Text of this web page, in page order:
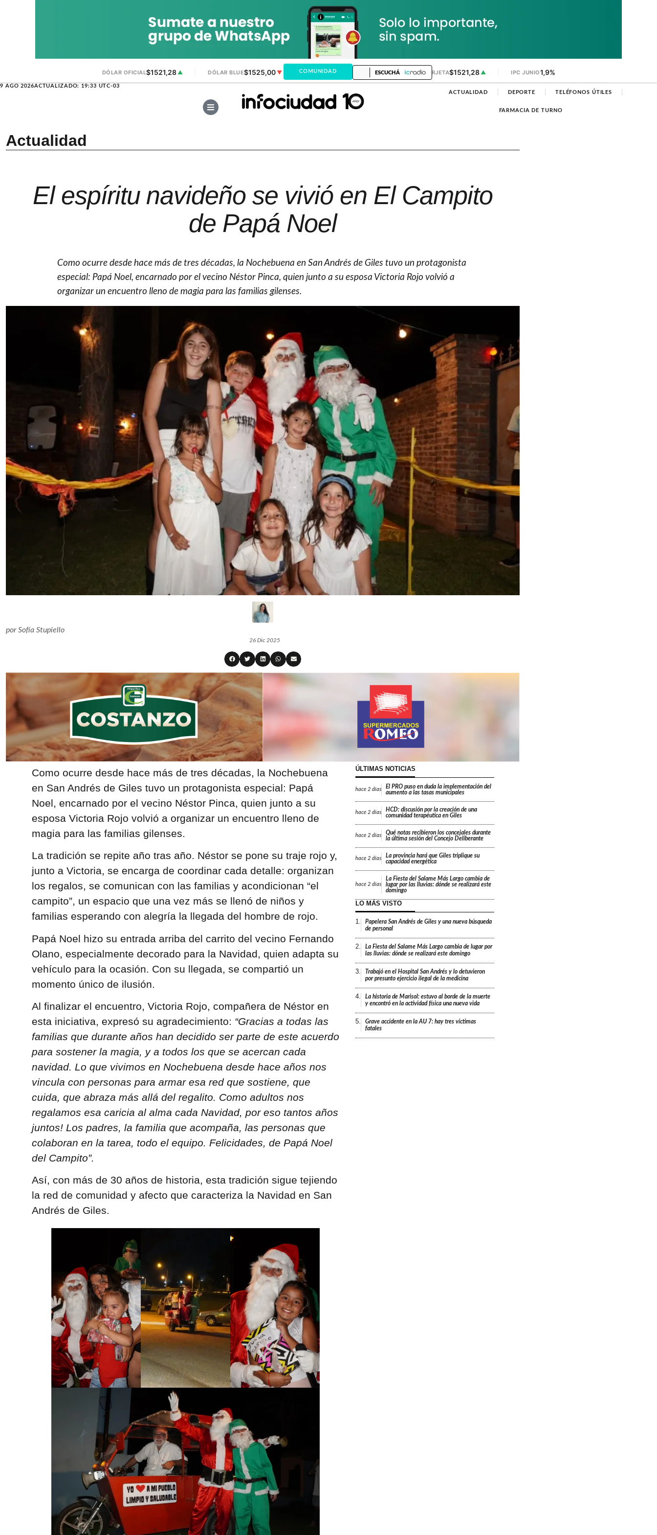
DÓLAR OFICIAL$1521,28 ▲ DÓLAR BLUE$1525,00▼ DÓLAR MEP ▲ DÓLAR TARJETA$1521,28 ▲ IPC JUNIO1,9%
9 AGO 2026ACTUALIZADO: 19:33 UTC-03
COMUNIDAD ESCUCHÁ
ACTUALIDAD DEPORTE TELÉFONOS ÚTILES
FARMACIA DE TURNO
Actualidad
El espíritu navideño se vivió en El Campito
de Papá Noel
Como ocurre desde hace más de tres décadas, la Nochebuena en San Andrés de Giles tuvo un protagonista
especial: Papá Noel, encarnado por el vecino Néstor Pinca, quien junto a su esposa Victoria Rojo volvió a
organizar un encuentro lleno de magia para las familias gilenses.
porSofía Stupiello
26 Dic 2025
Como ocurre desde hace más de tres décadas, la Nochebuena
en San Andrés de Giles tuvo un protagonista especial: Papá
Noel, encarnado por el vecino Néstor Pinca, quien junto a su
esposa Victoria Rojo volvió a organizar un encuentro lleno de
magia para las familias gilenses.
La tradición se repite año tras año. Néstor se pone su traje rojo y,
junto a Victoria, se encarga de coordinar cada detalle: organizan
los regalos, se comunican con las familias y acondicionan “el
campito”, un espacio que una vez más se llenó de niños y
familias esperando con alegría la llegada del hombre de rojo.
Papá Noel hizo su entrada arriba del carrito del vecino Fernando
Olano, especialmente decorado para la Navidad, quien adapta su
vehículo para la ocasión. Con su llegada, se compartió un
momento único de ilusión.
Al finalizar el encuentro, Victoria Rojo, compañera de Néstor en
esta iniciativa, expresó su agradecimiento: “Gracias a todas las
familias que durante años han decidido ser parte de este acuerdo
para sostener la magia, y a todos los que se acercan cada
navidad. Lo que vivimos en Nochebuena desde hace años nos
vincula con personas para armar esa red que sostiene, que
cuida, que abraza más allá del regalito. Como adultos nos
regalamos esa caricia al alma cada Navidad, por eso tantos años
juntos! Los padres, la familia que acompaña, las personas que
colaboran en la tarea, todo el equipo. Felicidades, de Papá Noel
del Campito”.
Así, con más de 30 años de historia, esta tradición sigue tejiendo
la red de comunidad y afecto que caracteriza la Navidad en San
Andrés de Giles.
ÚLTIMAS NOTICIAS
hace 2 días
El PRO puso en duda la implementación del
aumento a las tasas municipales
hace 2 días
HCD: discusión por la creación de una
comunidad terapéutica en Giles
hace 2 días
Qué notas recibieron los concejales durante
la última sesión del Concejo Deliberante
hace 2 días
La provincia hará que Giles triplique su
capacidad energética
hace 2 días
La Fiesta del Salame Más Largo cambia de
lugar por las lluvias: dónde se realizará este
domingo
LO MÁS VISTO
1.
Papelera San Andrés de Giles y una nueva búsqueda
de personal
2.
La Fiesta del Salame Más Largo cambia de lugar por
las lluvias: dónde se realizará este domingo
3.
Trabajó en el Hospital San Andrés y lo detuvieron
por presunto ejercicio ilegal de la medicina
4.
La historia de Marisol: estuvo al borde de la muerte
y encontró en la actividad física una nueva vida
5.
Grave accidente en la AU 7: hay tres víctimas
fatales